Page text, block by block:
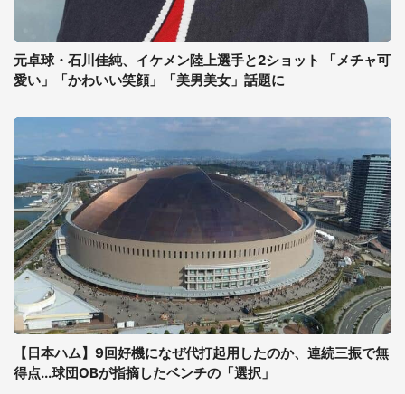
元卓球・石川佳純、イケメン陸上選手と2ショット 「メチャ可
愛い」「かわいい笑顔」「美男美女」話題に
【日本ハム】9回好機になぜ代打起用したのか、連続三振で無
得点...球団OBが指摘したベンチの「選択」